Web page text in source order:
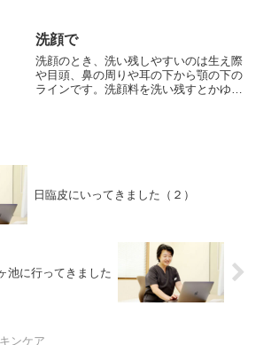
洗顔で
洗顔のとき、洗い残しやすいのは生え際
や目頭、鼻の周りや耳の下から顎の下の
ラインです。洗顔料を洗い残すとかゆみ
日臨皮にいってきました（２）
池に行ってきました
ンケア